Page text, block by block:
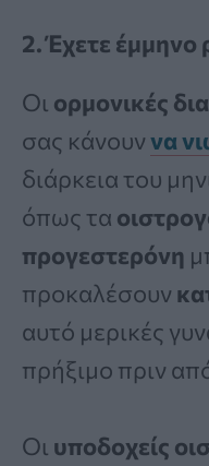
2. Έχετε έμμηνο
Οι ορμονικές
σας κάνουννα
διάρκεια του
όπως τα
προγεστερόνη
προκαλέσουν
αυτό μερικές
πρήξιμο πριν
Οι υποδοχείς